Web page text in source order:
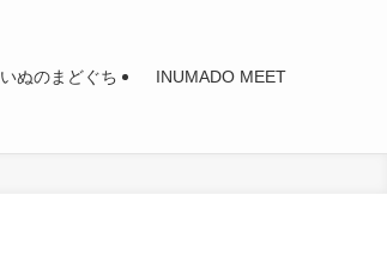
いぬのまどぐち INUMADO MEET